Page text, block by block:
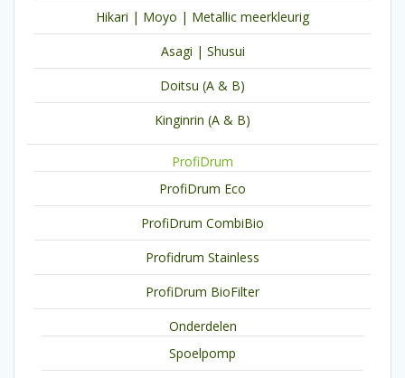
Hikari | Moyo | Metallic meerkleurig
Asagi | Shusui
Doitsu (A & B)
Kinginrin (A & B)
ProfiDrum
ProfiDrum Eco
ProfiDrum CombiBio
Profidrum Stainless
ProfiDrum BioFilter
Onderdelen
Spoelpomp